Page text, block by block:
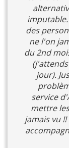
des
ne l'on
du 2nd
jour).
service
mettre
jamais vu